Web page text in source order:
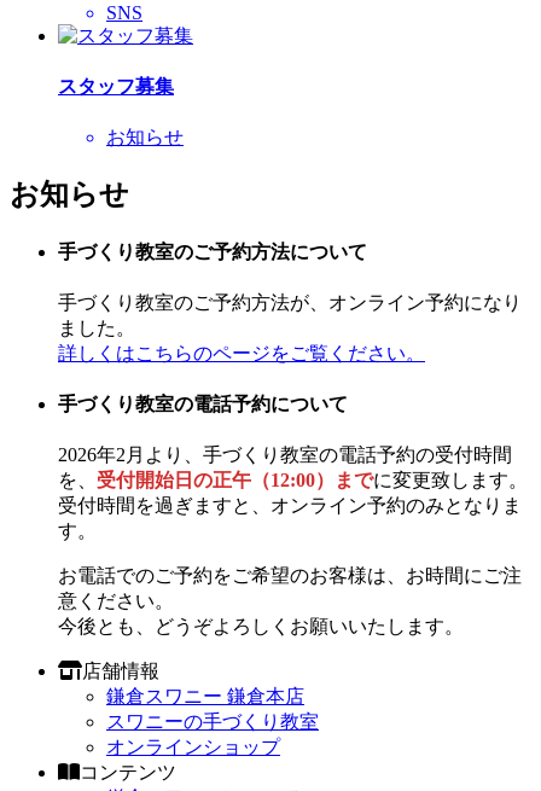
SNS
スタッフ募集
お知らせ
お知らせ
手づくり教室のご予約方法について
手づくり教室のご予約方法が、オンライン予約になり
ました。
詳しくはこちらのページをご覧ください。
手づくり教室の電話予約について
2026年2月より、手づくり教室の電話予約の受付時間
を、 受付開始日の正午（12:00）までに変更致します。
受付時間を過ぎますと、オンライン予約のみとなりま
す。
お電話でのご予約をご希望のお客様は、お時間にご注
意ください。
今後とも、どうぞよろしくお願いいたします。
店舗情報
鎌倉スワニー 鎌倉本店
スワニーの手づくり教室
オンラインショップ
コンテンツ